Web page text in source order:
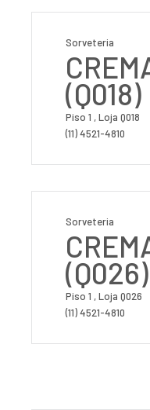
Sorveteria
(Q018)
Piso 1 , Loja Q018
(11) 4521-4810
Sorveteria
(Q026)
Piso 1 , Loja Q026
(11) 4521-4810